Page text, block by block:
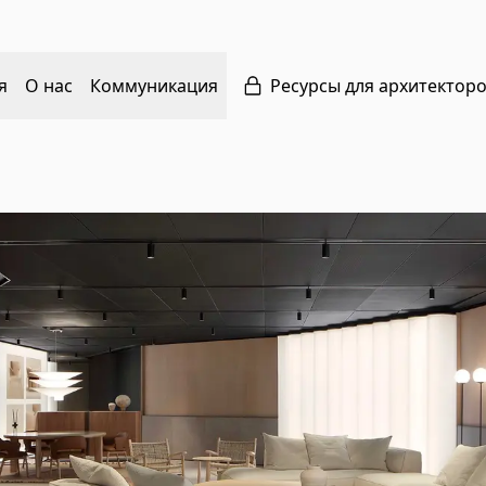
О нас Коммуникация Ресурсы для